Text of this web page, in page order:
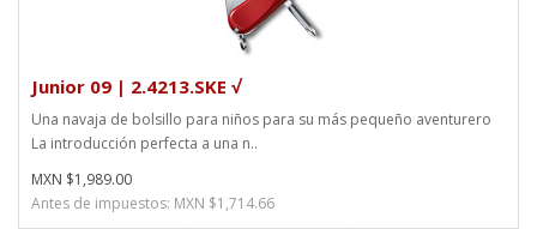
Junior 09 | 2.4213.SKE √
Una navaja de bolsillo para niños para su más pequeño aventurero
La introducción perfecta a una n..
MXN $1,989.00
Antes de impuestos: MXN $1,714.66